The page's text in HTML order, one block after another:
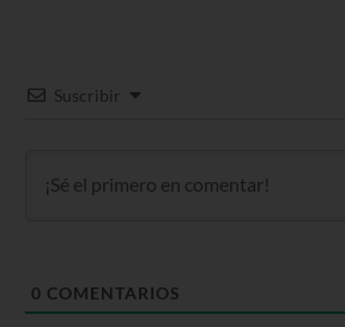
Suscribir
0 COMENTARIOS